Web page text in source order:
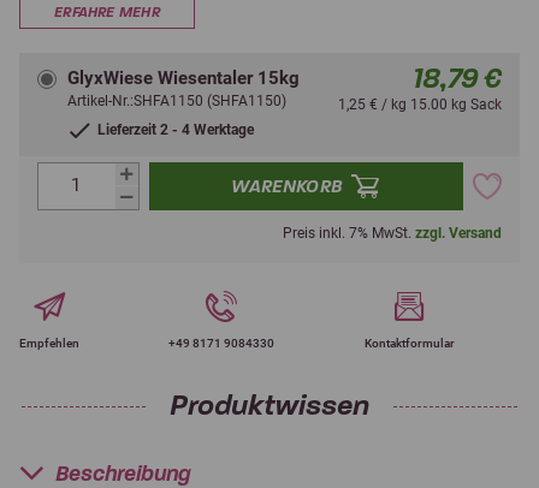
ERFAHRE MEHR
GlyxWiese Wiesentaler 15kg
Artikel-Nr.:SHFA1150 (SHFA1150)
Lieferzeit 2 - 4 Werktage
18,79 €
1,25 € / kg 15.00 kg Sack
WARENKORB
Preis inkl. 7% MwSt. zzgl. Versand
Empfehlen +49 8171 9084330 Kontaktformular
Produktwissen
Beschreibung